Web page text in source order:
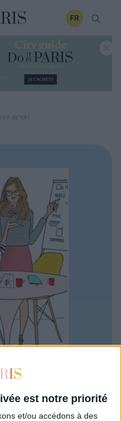
est notre priorité
et/ou accédons à des
FR
BENAÏ